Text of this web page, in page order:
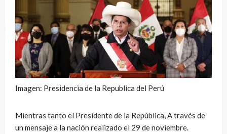
Imagen: Presidencia de la Republica del Perú
Mientras tanto el Presidente de la República, A través de
un mensaje a la nación realizado el 29 de noviembre.